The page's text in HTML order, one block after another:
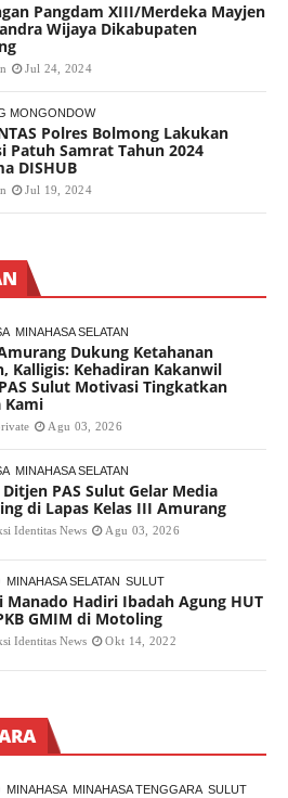
Pangdam XIII/Merdeka Mayjen
Wijaya Dikabupaten
Jul 24, 2024
MONGONDOW
Polres Bolmong Lakukan
Patuh Samrat Tahun 2024
DISHUB
Jul 19, 2024
MINAHASA SELATAN
Dukung Ketahanan
Kalligis: Kehadiran Kakanwil
Sulut Motivasi Tingkatkan
Kami
Agu 03, 2026
MINAHASA SELATAN
PAS Sulut Gelar Media
di Lapas Kelas III Amurang
Identitas News Agu 03, 2026
MINAHASA SELATAN SULUT
Manado Hadiri Ibadah Agung HUT
GMIM di Motoling
Identitas News Okt 14, 2022
MINAHASA MINAHASA TENGGARA SULUT